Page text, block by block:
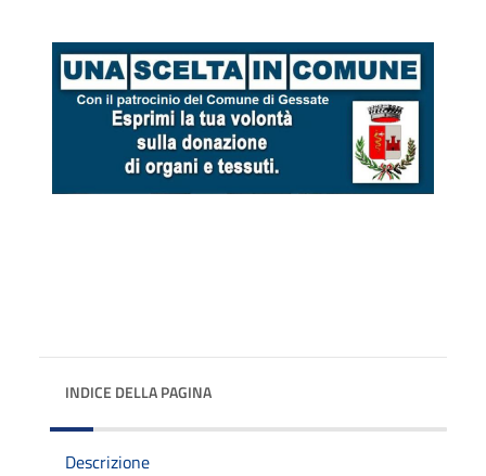
INDICE DELLA PAGINA
Descrizione